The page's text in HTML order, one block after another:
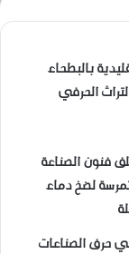
بالبطحاء
الحرفي
فنون الصناعة
لضخ دماء
حرف الصناعات